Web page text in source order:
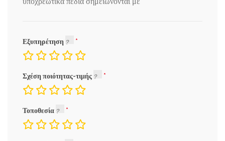
Εξυπηρέτηση
Σχέση ποιότητας-τιμής
Τοποθεσία